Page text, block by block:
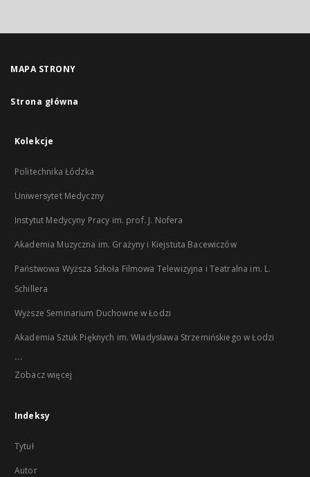
MAPA STRONY
Strona główna
Kolekcje
Politechnika Łódzka
Uniwersytet Medyczny
Instytut Medycyny Pracy im. prof. J. Nofera
Akademia Muzyczna im. Grażyny i Kiejstuta Bacewiczów
Państwowa Wyższa Szkoła Filmowa Telewizyjna i Teatralna im. L.
Schillera
Wyższe Seminarium Duchowne w Łodzi
Akademia Sztuk Pięknych im. Władysława Strzemińskiego w Łodzi
...
Zobacz więcej
Indeksy
Tytuł
Autor